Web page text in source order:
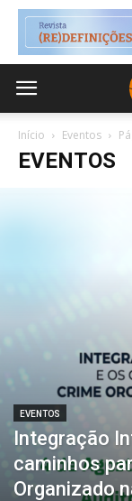
Início Eventos
EVENTOS
EVENTOS
Integração
caminhos
Organizado